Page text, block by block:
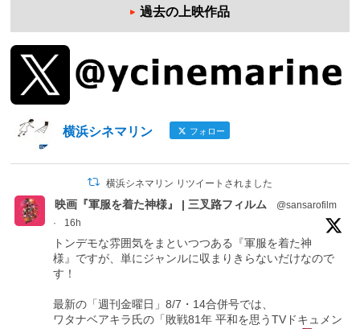
過去の上映作品
横浜シネマリン フォロー
横浜シネマリン リツイートされました
映画『軍服を着た神様』 | 三叉路フィルム
@sansarofilm
·
16h
トンデモな雰囲気をまといつつある『軍服を着た神
様』ですが、単にジャンルに収まりきらないだけなので
す！
最新の「週刊金曜日」8/7・14合併号では、
ワタナベアキラ氏の「敗戦81年 平和を思うTVドキュメン